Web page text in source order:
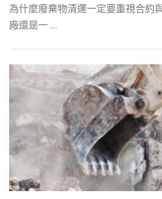
為什麼廢棄物清運一定要重視合約
廠還是一 …